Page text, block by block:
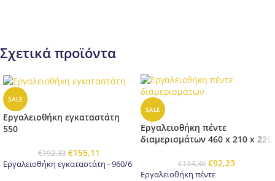
Σχετικά προϊόντα
SALE
Εργαλειοθήκη εγκαταστάτη
550
€192,33 €155,11
Εργαλειοθήκη εγκαταστάτη - 960/6
SALE
Εργαλειοθήκη πέντε
διαμερισμάτων 460 x 210 x 225
€114,36 €92,23
Εργαλειοθήκη πέντε